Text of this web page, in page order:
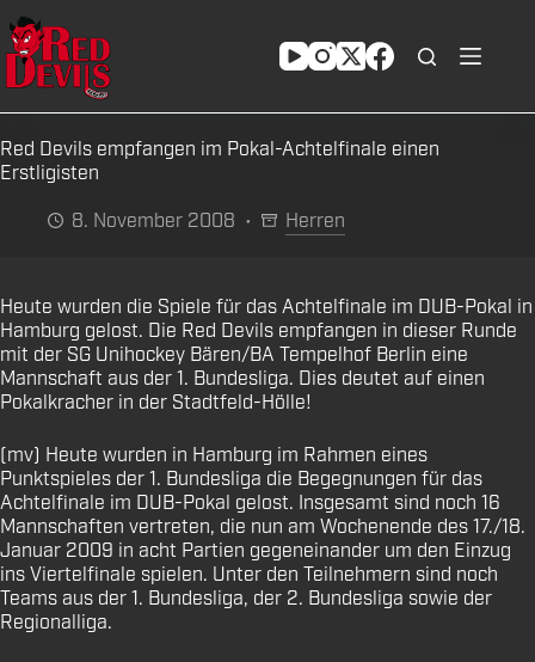
Zum
Inhalt
springen
Red Devils empfangen im Pokal-Achtelfinale einen
Erstligisten
8. November 2008
Herren
Heute wurden die Spiele für das Achtelfinale im DUB-Pokal in
Hamburg gelost. Die Red Devils empfangen in dieser Runde
mit der SG Unihockey Bären/BA Tempelhof Berlin eine
Mannschaft aus der 1. Bundesliga. Dies deutet auf einen
Pokalkracher in der Stadtfeld-Hölle!
(mv) Heute wurden in Hamburg im Rahmen eines
Punktspieles der 1. Bundesliga die Begegnungen für das
Achtelfinale im DUB-Pokal gelost. Insgesamt sind noch 16
Mannschaften vertreten, die nun am Wochenende des 17./18.
Januar 2009 in acht Partien gegeneinander um den Einzug
ins Viertelfinale spielen. Unter den Teilnehmern sind noch
Teams aus der 1. Bundesliga, der 2. Bundesliga sowie der
Regionalliga.